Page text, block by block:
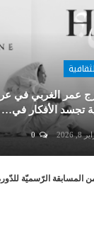
عمر الغربي في
تجسد الأفكار في…
8, 2026
0